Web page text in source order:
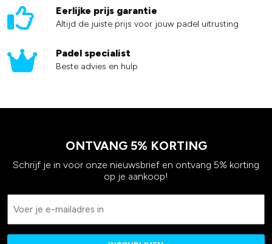
Eerlijke prijs garantie
Altijd de juiste prijs voor jouw padel uitrusting
Padel specialist
Beste advies en hulp
ONTVANG 5% KORTING
Schrijf je in voor onze nieuwsbrief en ontvang 5% korting
op je aankoop!